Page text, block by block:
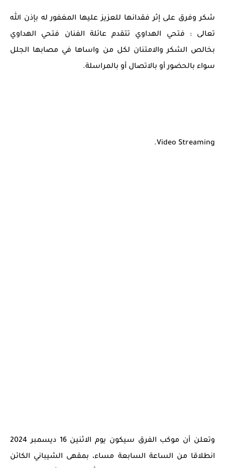
شكر وفرق على إثر فقدانها للعزيز عليها المغفور له بإذن الله
تعالى : فتحي الهداوي تتقدم عائلة الفنان فتحي الهداوي
بخالص الشكر والامتنان لكل من واساها في مصابها الجلل
سواء بالحضور أو بالاتصال أو بالمراسلة.
Video Streaming.
وتعلن أن موكب الفرق سيكون يوم الاثنين 16 ديسمبر 2024
انطلاقا من الساعة السابعة مساء، بمقهى الشيباني الكائن